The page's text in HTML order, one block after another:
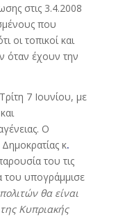
στις 3.4.2008
που
οι τοπικοί και
όταν έχουν την
7 Ιουνίου, με
Ο
κ.
του τις
του υπογράμμισε
θα είναι
Κυπριακής